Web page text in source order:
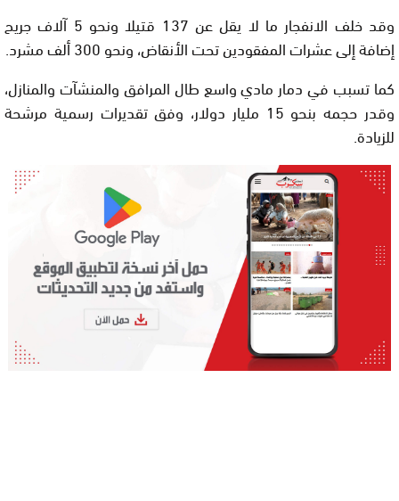
وقد خلف الانفجار ما لا يقل عن 137 قتيلا ونحو 5 آلاف جريح
إضافة إلى عشرات المفقودين تحت الأنقاض، ونحو 300 ألف مشرد.
كما تسبب في دمار مادي واسع طال المرافق والمنشآت والمنازل،
وقدر حجمه بنحو 15 مليار دولار، وفق تقديرات رسمية مرشحة
للزيادة.